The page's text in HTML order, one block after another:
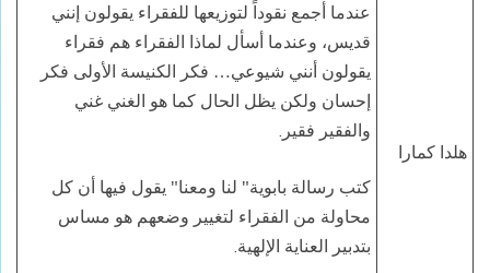
هلدا كمارا
عندما أجمع نقوداً لتوزيعها للفقراء يقولون إنني
قديس، وعندما أسأل لماذا الفقراء هم فقراء
يقولون أنني شيوعي… فكر الكنيسة الأولى فكر
إحسان ولكن يظل الحال كما هو الغني غني
والفقير فقير.
كتب رسالة بابوية" لنا ومعنا" يقول فيها أن كل
محاولة من الفقراء لتغيير وضعهم هو مساس
بتدبير العناية الإلهية.